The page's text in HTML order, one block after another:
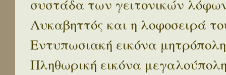
συστάδα των γειτονικών
Λυκαβηττός και η λοφοσειρά
Εντυπωσιακή εικόνα
Πληθωρική εικόνα